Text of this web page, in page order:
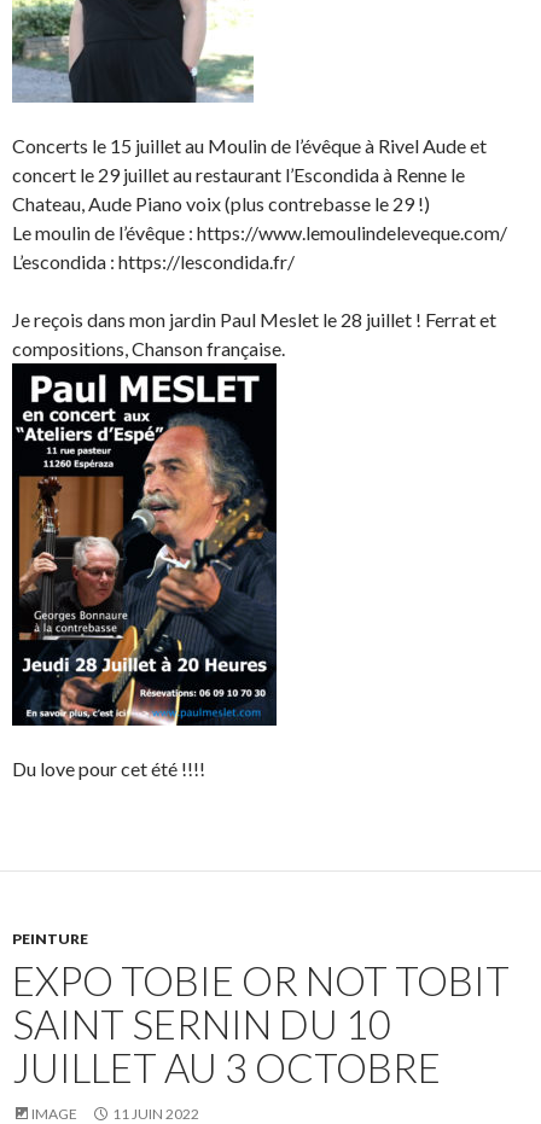
Concerts le 15 juillet au Moulin de l’évêque à Rivel Aude et
concert le 29 juillet au restaurant l’Escondida à Renne le
Chateau, Aude Piano voix (plus contrebasse le 29 !)
Le moulin de l’évêque : https://www.lemoulindeleveque.com/
L’escondida : https://lescondida.fr/
Je reçois dans mon jardin Paul Meslet le 28 juillet ! Ferrat et
compositions, Chanson française.
Du love pour cet été !!!!
PEINTURE
EXPO TOBIE OR NOT TOBIT
SAINT SERNIN DU 10
JUILLET AU 3 OCTOBRE
IMAGE 11 JUIN 2022